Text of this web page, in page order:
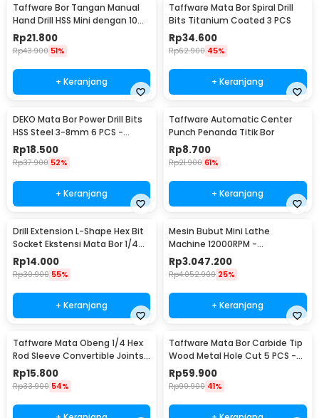
Taffware Bor Tangan Manual
Hand Drill HSS Mini dengan 10
Mata Bor - 3003
Rp21.800
Rp43.900 51%
+ Keranjang
Taffware Mata Bor Spiral Drill
Bits Titanium Coated 3 PCS
Rp34.600
Rp62.900 45%
+ Keranjang
DEKO Mata Bor Power Drill Bits
HSS Steel 3-8mm 6 PCS -
DW1369
Rp18.500
Rp37.900 52%
+ Keranjang
Taffware Automatic Center
Punch Penanda Titik Bor
Rp8.700
Rp21.900 61%
+ Keranjang
Drill Extension L-Shape Hex Bit
Socket Ekstensi Mata Bor 1/4
Inch - 105
Rp14.000
Rp30.900 55%
+ Keranjang
Mesin Bubut Mini Lathe
Machine 12000RPM -
TZ20002MR
Rp3.047.200
Rp4.052.900 25%
+ Keranjang
Taffware Mata Obeng 1/4 Hex
Rod Sleeve Convertible Joints
8 PCS
Rp15.800
Rp33.900 54%
Taffware Mata Bor Carbide Tip
Wood Metal Hole Cut 5 PCS -
EPC-PIT-20P
Rp59.900
Rp99.900 41%